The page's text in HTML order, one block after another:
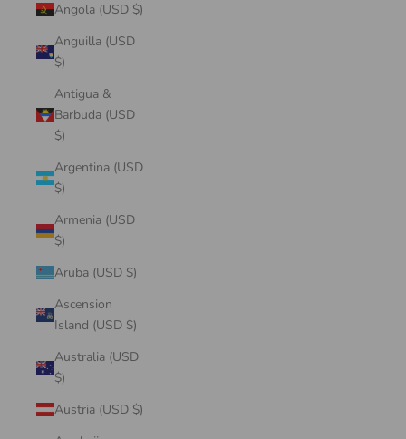
Angola (USD $)
Anguilla (USD
$)
Antigua &
Barbuda (USD
$)
Argentina (USD
$)
Armenia (USD
$)
Aruba (USD $)
Ascension
Island (USD $)
Australia (USD
$)
Austria (USD $)